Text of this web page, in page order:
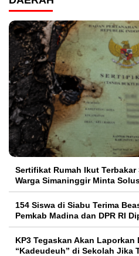
Sertifikat Rumah Ikut Terbakar
Warga Simaninggir Minta
154 Siswa di Siabu Terima
Pemkab Madina dan DPR RI
KP3 Tegaskan Akan Laporkan
“Kadeudeuh” di Sekolah Jika